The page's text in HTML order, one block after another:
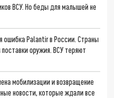
ВСУ. Но беды для малышей не
ошибка Palantir в России. Страны
оружия. ВСУ теряют
мобилизации и возвращение
новости, которые ждали все